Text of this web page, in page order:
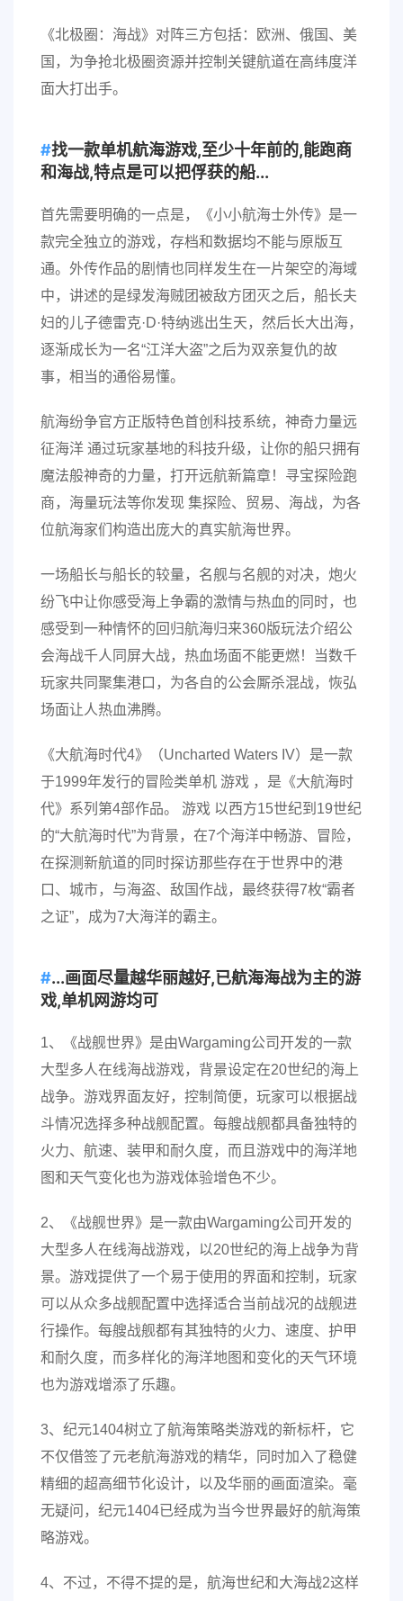
《北极圈：海战》对阵三方包括：欧洲、俄国、美
国，为争抢北极圈资源并控制关键航道在高纬度洋
面大打出手。
找一款单机航海游戏,至少十年前的,能跑商
和海战,特点是可以把俘获的船...
首先需要明确的一点是，《小小航海士外传》是一
款完全独立的游戏，存档和数据均不能与原版互
通。外传作品的剧情也同样发生在一片架空的海域
中，讲述的是绿发海贼团被敌方团灭之后，船长夫
妇的儿子德雷克·D·特纳逃出生天，然后长大出海，
逐渐成长为一名“江洋大盗”之后为双亲复仇的故
事，相当的通俗易懂。
航海纷争官方正版特色首创科技系统，神奇力量远
征海洋 通过玩家基地的科技升级，让你的船只拥有
魔法般神奇的力量，打开远航新篇章！寻宝探险跑
商，海量玩法等你发现 集探险、贸易、海战，为各
位航海家们构造出庞大的真实航海世界。
一场船长与船长的较量，名舰与名舰的对决，炮火
纷飞中让你感受海上争霸的激情与热血的同时，也
感受到一种情怀的回归航海归来360版玩法介绍公
会海战千人同屏大战，热血场面不能更燃！当数千
玩家共同聚集港口，为各自的公会厮杀混战，恢弘
场面让人热血沸腾。
《大航海时代4》（Uncharted Waters IV）是一款
于1999年发行的冒险类单机 游戏 ，是《大航海时
代》系列第4部作品。 游戏 以西方15世纪到19世纪
的“大航海时代”为背景，在7个海洋中畅游、冒险，
在探测新航道的同时探访那些存在于世界中的港
口、城市，与海盗、敌国作战，最终获得7枚“霸者
之证”，成为7大海洋的霸主。
...画面尽量越华丽越好,已航海海战为主的游
戏,单机网游均可
1、《战舰世界》是由Wargaming公司开发的一款
大型多人在线海战游戏，背景设定在20世纪的海上
战争。游戏界面友好，控制简便，玩家可以根据战
斗情况选择多种战舰配置。每艘战舰都具备独特的
火力、航速、装甲和耐久度，而且游戏中的海洋地
图和天气变化也为游戏体验增色不少。
2、《战舰世界》是一款由Wargaming公司开发的
大型多人在线海战游戏，以20世纪的海上战争为背
景。游戏提供了一个易于使用的界面和控制，玩家
可以从众多战舰配置中选择适合当前战况的战舰进
行操作。每艘战舰都有其独特的火力、速度、护甲
和耐久度，而多样化的海洋地图和变化的天气环境
也为游戏增添了乐趣。
3、纪元1404树立了航海策略类游戏的新标杆，它
不仅借签了元老航海游戏的精华，同时加入了稳健
精细的超高细节化设计，以及华丽的画面渲染。毫
无疑问，纪元1404已经成为当今世界最好的航海策
略游戏。
4、不过，不得不提的是，航海世纪和大海战2这样